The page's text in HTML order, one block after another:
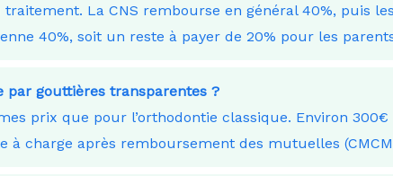
La CNS rembourse en général 40%, puis
40%, soit un reste à payer de 20% pour les
par gouttières transparentes ?
prix que pour l’orthodontie classique. Environ
à charge après remboursement des mutuelles